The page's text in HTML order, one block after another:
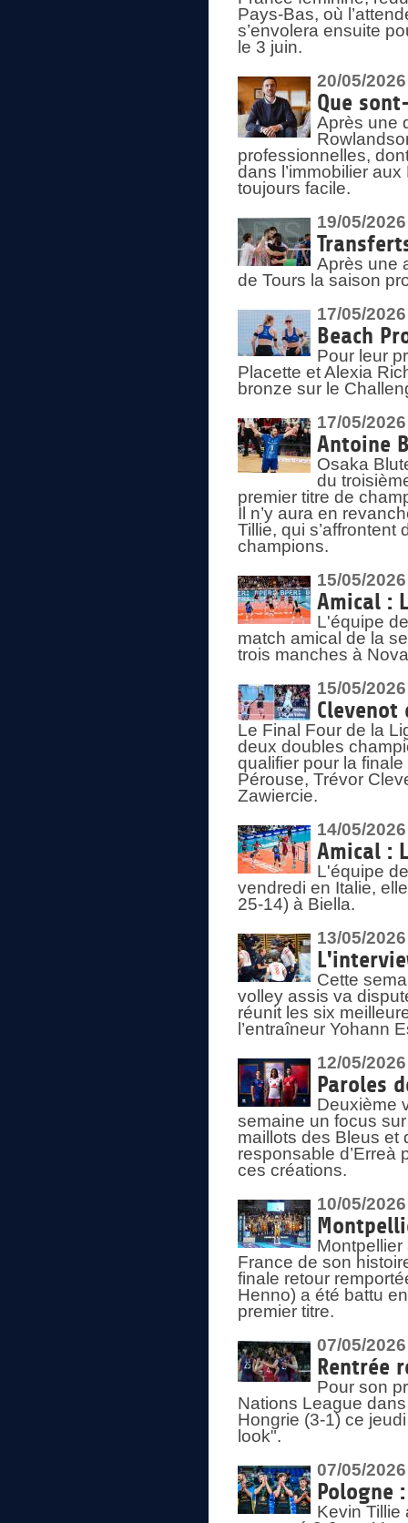
Pays-Bas, où
s’envolera ensuite
le 3 juin.
20/05/2026
Que
Après une
professionnelles,
dans l’immobilier
toujours facile.
19/05/2026
Après une
de Tours la saison
17/05/2026
Beach
Pour leur
Placette et Alexia
bronze sur le
17/05/2026
Antoine
Osaka
du
premier titre de
Il n’y aura en
Tillie, qui
champions.
15/05/2026
Amical :
L'équipe
match amical de la
trois manches à
15/05/2026
Le Final Four de la
deux doubles
qualifier pour la
Pérouse, Trévor
Zawiercie.
14/05/2026
Amical :
L'équipe
vendredi en Italie,
25-14) à Biella.
13/05/2026
Cette
volley assis va
réunit les six
l’entraîneur Yohann
12/05/2026
Paroles
Deuxième
semaine un focus
maillots des Bleus et
responsable d’Erreà
ces créations.
10/05/2026
France de son
finale retour
Henno) a été battu
premier titre.
07/05/2026
Rentrée
Pour son
Nations League
Hongrie (3-1) ce
look".
07/05/2026
Pologne
Kevin Tillie